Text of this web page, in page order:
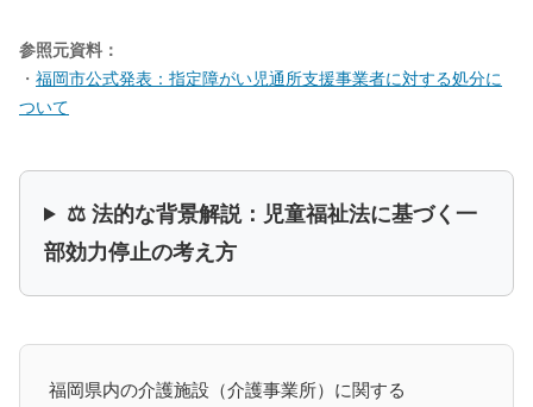
参照元資料：
・ 福岡市公式発表：指定障がい児通所支援事業者に対する処分に
ついて
⚖️ 法的な背景解説：児童福祉法に基づく一
部効力停止の考え方
福岡県内の介護施設（介護事業所）に関する